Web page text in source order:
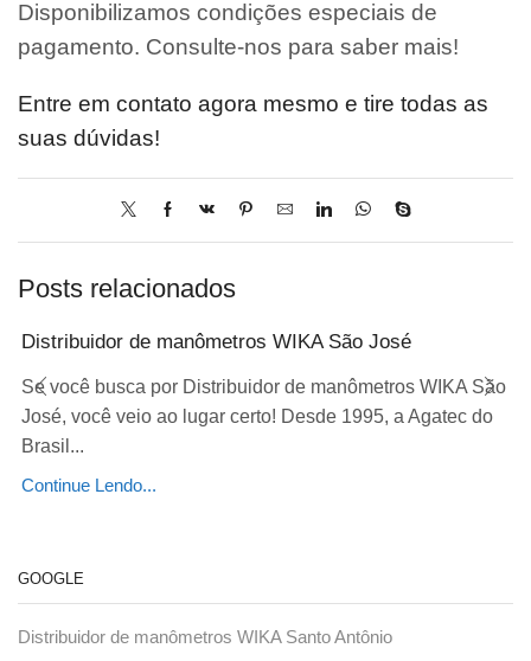
Disponibilizamos condições especiais de
pagamento. Consulte-nos para saber mais!
Entre em contato agora mesmo e tire todas as
suas dúvidas!
Posts relacionados
Distribuidor de manômetros WIKA São José
Se você busca por Distribuidor de manômetros WIKA São
José, você veio ao lugar certo! Desde 1995, a Agatec do
Brasil...
Continue Lendo...
GOOGLE
Distribuidor de manômetros WIKA Santo Antônio